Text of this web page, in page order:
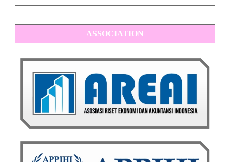
ASSOCIATION